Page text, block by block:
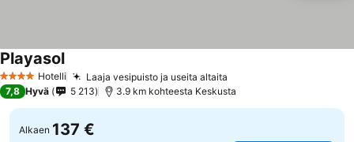
4 Tähtiluokitus
Hotelli Laaja vesipuisto ja useita altaita
Playasol
7,8 Hyvä 5 213 3.9 km kohteesta Keskusta
Alkaen 137 €